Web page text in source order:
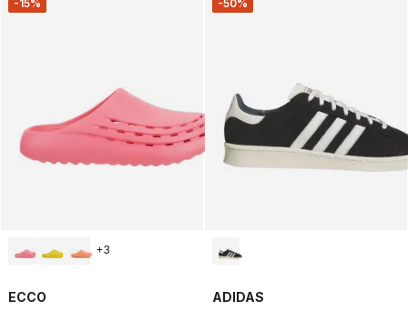
-15%
+3
ECCO
-50%
ADIDAS